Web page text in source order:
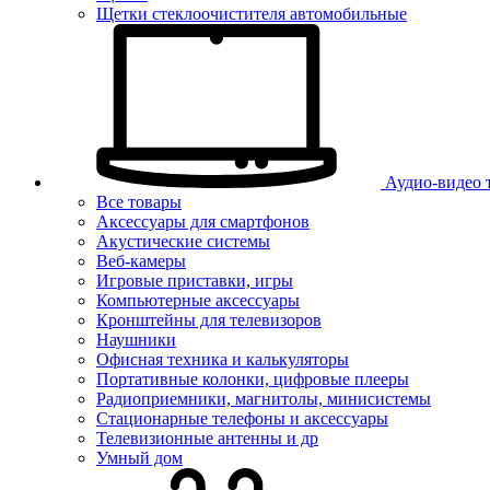
Щетки стеклоочистителя автомобильные
Аудио-видео
Все товары
Аксессуары для смартфонов
Акустические системы
Веб-камеры
Игровые приставки, игры
Компьютерные аксессуары
Кронштейны для телевизоров
Наушники
Офисная техника и калькуляторы
Портативные колонки, цифровые плееры
Радиоприемники, магнитолы, минисистемы
Стационарные телефоны и аксессуары
Телевизионные антенны и др
Умный дом